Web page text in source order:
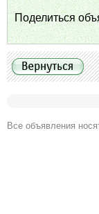
Поделиться
Все объявления